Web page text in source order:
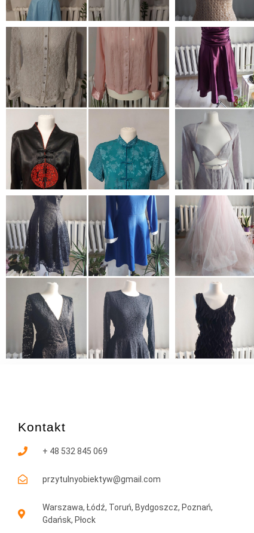
Kontakt
+ 48 532 845 069
przytulnyobiektyw@gmail.com
Warszawa, Łódź, Toruń, Bydgoszcz, Poznań,
Gdańsk, Płock